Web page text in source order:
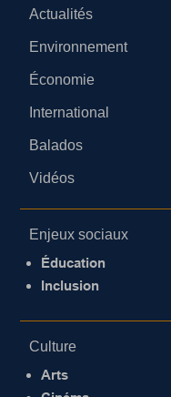
Actualités
Environnement
Économie
International
Balados
Vidéos
Enjeux sociaux
Éducation
Inclusion
Culture
Arts